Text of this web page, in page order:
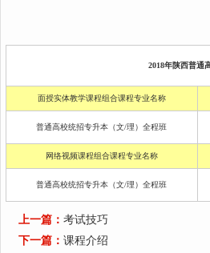
2018年陕西普通
面授实体教学课程组合课程专业名称
普通高校统招专升本（文/理）全程班
网络视频课程组合课程专业名称
普通高校统招专升本（文/理）全程班
上一篇： 考试技巧
下一篇： 课程介绍